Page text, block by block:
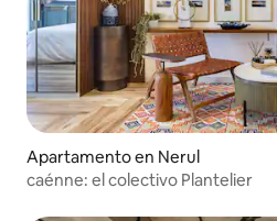
Apartamento en Nerul
caénne: el colectivo Plantelier